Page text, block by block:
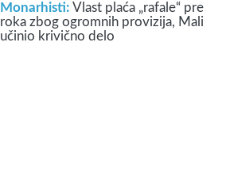
Monarhisti:Vlast plaća „rafale“ pre
roka zbog ogromnih provizija, Mali
učinio krivično delo